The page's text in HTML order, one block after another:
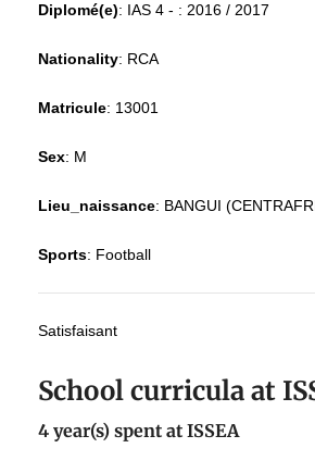
Diplomé(e): IAS 4 - : 2016 / 2017
Nationality: RCA
Matricule: 13001
Sex: M
Lieu_naissance: BANGUI
Sports: Football
Satisfaisant
School curricula at
4 year(s) spent at ISSEA